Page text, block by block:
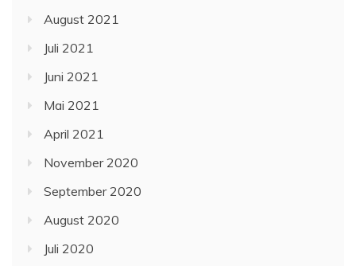
August 2021
Juli 2021
Juni 2021
Mai 2021
April 2021
November 2020
September 2020
August 2020
Juli 2020